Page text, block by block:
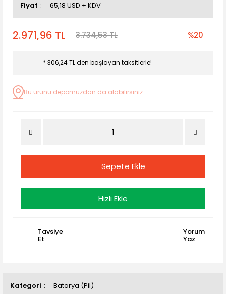
Kategori Batarya (Pil)
Fiyat 65,18 USD + KDV
2.971,96 TL 3.734,53 TL %20
* 306,24 TL den başlayan taksitlerle!
Bu ürünü depomuzdan da alabilirsiniz.
Sepete Ekle
Hızlı Ekle
Tavsiye
Et
Yorum
Yaz